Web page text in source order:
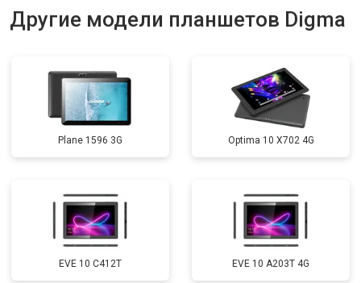
Другие модели планшетов Digma
Plane 1596 3G Optima 10 X702 4G
EVE 10 C412T EVE 10 A203T 4G